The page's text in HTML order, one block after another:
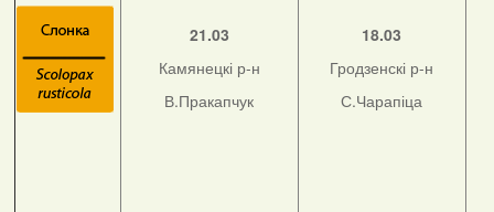
21.03
Камянецкі р-н
В.Пракапчук
18.03
Гродзенскі р-н
С.Чарапіца